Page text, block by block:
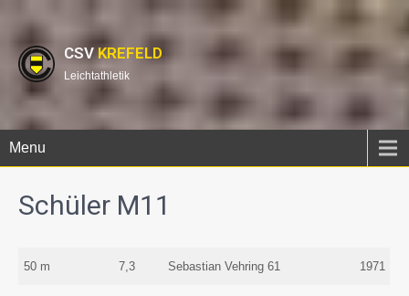
CSVKREFELD
Leichtathletik
Menu
Schüler M11
50 m 7,3 Sebastian Vehring 61 1971